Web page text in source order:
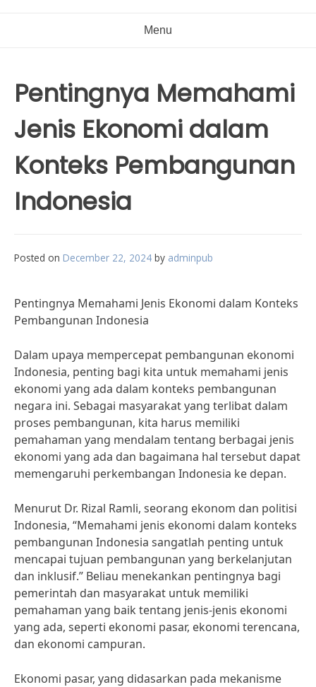
Menu
Pentingnya Memahami
Jenis Ekonomi dalam
Konteks Pembangunan
Indonesia
Posted on December 22, 2024 by adminpub
Pentingnya Memahami Jenis Ekonomi dalam Konteks
Pembangunan Indonesia
Dalam upaya mempercepat pembangunan ekonomi
Indonesia, penting bagi kita untuk memahami jenis
ekonomi yang ada dalam konteks pembangunan
negara ini. Sebagai masyarakat yang terlibat dalam
proses pembangunan, kita harus memiliki
pemahaman yang mendalam tentang berbagai jenis
ekonomi yang ada dan bagaimana hal tersebut dapat
memengaruhi perkembangan Indonesia ke depan.
Menurut Dr. Rizal Ramli, seorang ekonom dan politisi
Indonesia, “Memahami jenis ekonomi dalam konteks
pembangunan Indonesia sangatlah penting untuk
mencapai tujuan pembangunan yang berkelanjutan
dan inklusif.” Beliau menekankan pentingnya bagi
pemerintah dan masyarakat untuk memiliki
pemahaman yang baik tentang jenis-jenis ekonomi
yang ada, seperti ekonomi pasar, ekonomi terencana,
dan ekonomi campuran.
Ekonomi pasar, yang didasarkan pada mekanisme